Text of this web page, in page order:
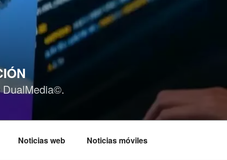
DualMedia©.
Noticias web Noticias móviles